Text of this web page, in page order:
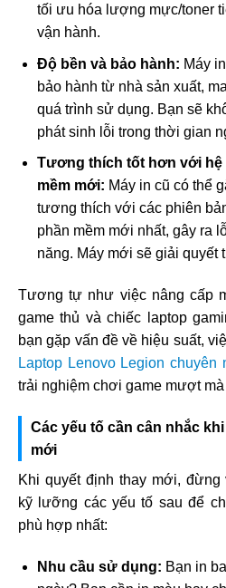
tối ưu hóa lượng mực/toner
vận hành.
Độ bền và bảo hành: Máy
bảo hành từ nhà sản xuất,
quá trình sử dụng. Bạn sẽ
phát sinh lỗi trong thời gian
Tương thích tốt hơn với hệ
mềm mới: Máy in cũ có thể
tương thích với các phiên
phần mềm mới nhất, gây ra
năng. Máy mới sẽ giải quyết
Tương tự như việc nâng cấp
game thủ và chiếc laptop
bạn gặp vấn đề về hiệu suất,
Laptop Lenovo Legion chuyên
trải nghiệm chơi game mượt
Các yếu tố cần cân nhắc
mới
Khi quyết định thay mới, đừng
kỹ lưỡng các yếu tố sau để
phù hợp nhất:
Nhu cầu sử dụng: Bạn in